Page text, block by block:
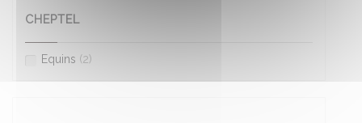
CHEPTEL
Equins (2)